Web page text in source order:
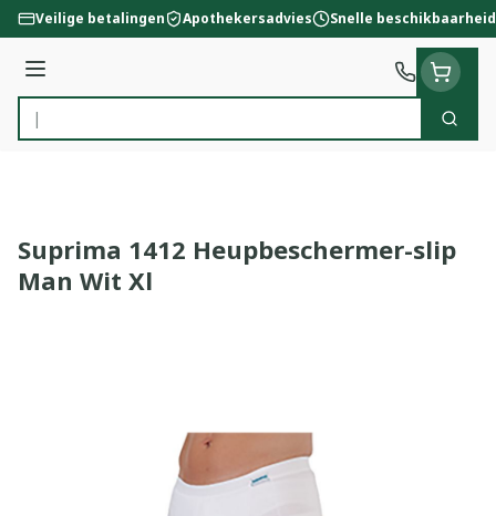
Ga naar de inhoud
Veilige betalingen Apothekersadvies Snelle beschikbaarheid
Menu
Product, merk, categorie...
Zoek
Suprima 1412 Heupbeschermer-slip
Man Wit Xl